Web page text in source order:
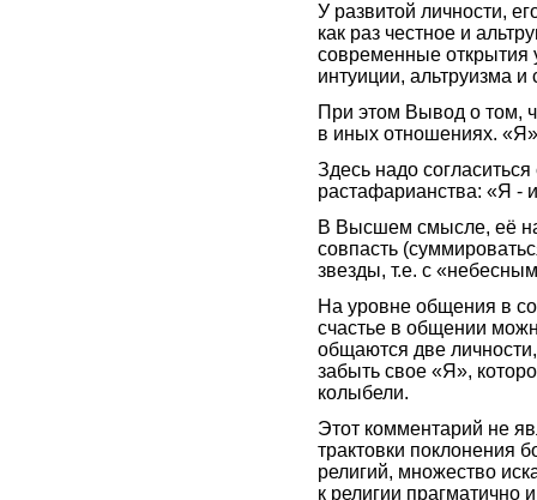
У развитой личности,
как раз честное и
современные открытия
интуиции, альтруизма
При этом Вывод о том,
в иных отношениях.
Здесь надо
растафарианства: «Я -
В Высшем смысле, её
совпасть
звезды, т.е. с
На уровне общения в
счастье в общении
общаются две
забыть свое «Я»,
колыбели.
Этот комментарий не
трактовки поклонения
религий, множество
к религии прагматично